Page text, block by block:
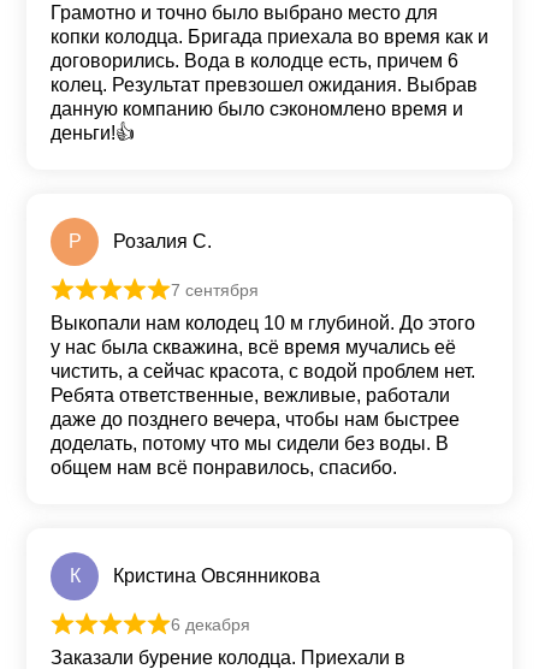
Грамотно и точно было выбрано место для
копки колодца. Бригада приехала во время как и
договорились. Вода в колодце есть, причем 6
колец. Результат превзошел ожидания. Выбрав
данную компанию было сэкономлено время и
деньги!👍
Р Розалия С.
Оценка
7 сентября
Выкопали нам колодец 10 м глубиной. До этого
у нас была скважина, всё время мучались её
чистить, а сейчас красота, с водой проблем нет.
Ребята ответственные, вежливые, работали
даже до позднего вечера, чтобы нам быстрее
доделать, потому что мы сидели без воды. В
общем нам всё понравилось, спасибо.
К Кристина Овсянникова
Оценка 5 из 5
6 декабря
Заказали бурение колодца. Приехали в